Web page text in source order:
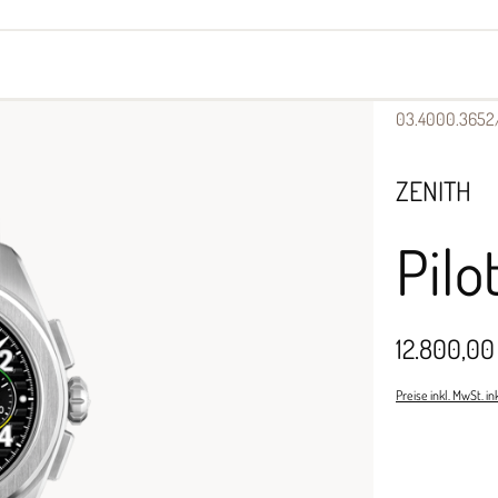
ZENITH
Preise inkl. MwSt.